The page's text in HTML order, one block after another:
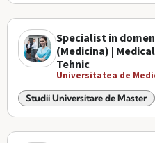
Specialist in
(Medicina) |
Tehnic
Universitatea de
Studii Universitare de Master